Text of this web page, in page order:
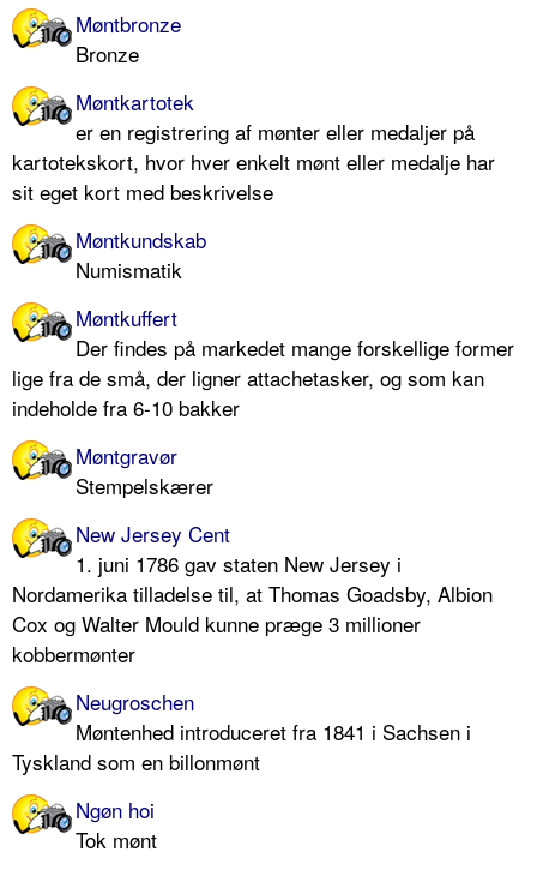
Møntbronze
Bronze
Møntkartotek
er en registrering af mønter eller medaljer på
kartotekskort, hvor hver enkelt mønt eller medalje har
sit eget kort med beskrivelse
Møntkundskab
Numismatik
Møntkuffert
Der findes på markedet mange forskellige former
lige fra de små, der ligner attachetasker, og som kan
indeholde fra 6-10 bakker
Møntgravør
Stempelskærer
New Jersey Cent
1. juni 1786 gav staten New Jersey i
Nordamerika tilladelse til, at Thomas Goadsby, Albion
Cox og Walter Mould kunne præge 3 millioner
kobbermønter
Neugroschen
Møntenhed introduceret fra 1841 i Sachsen i
Tyskland som en billonmønt
Ngøn hoi
Tok mønt